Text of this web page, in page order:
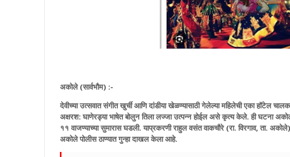
अकोले (सार्वभौम) :-
देवीच्या उत्सवात संगीत खुर्ची आणि दांडीया खेळण्यासाठी गेलेल्या महिलेची एका हॉटेल
अक्षरश: घाणेरड्या भाषेत बोलुन तिला लज्जा उत्पन्न होईल असे कृत्य केले. ही घटना
११ वाजण्याच्या सुमारास घडली. याप्रकरणी राहुल वसंत वाकचौरे (रा. विरगाव, ता. अकोले)
अकोले पोलीस ठाण्यात गुन्हा दाखल केला आहे.